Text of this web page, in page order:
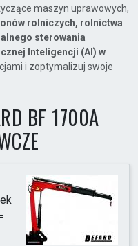
maszyn uprawowych,
rolniczych, rolnictwa
sterowania
Inteligencji (AI) w
i zoptymalizuj swoje
BF 1700A